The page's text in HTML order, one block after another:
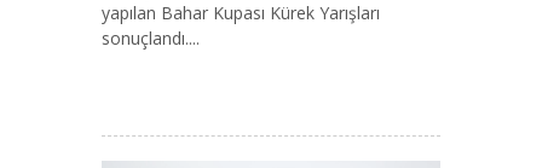
yapılan Bahar Kupası Kürek Yarışları
sonuçlandı....